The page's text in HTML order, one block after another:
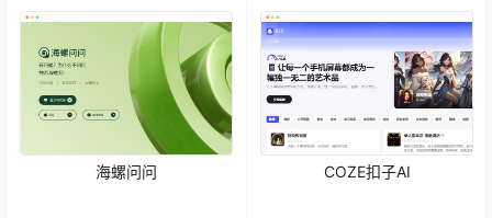
海螺问问 COZE扣子AI